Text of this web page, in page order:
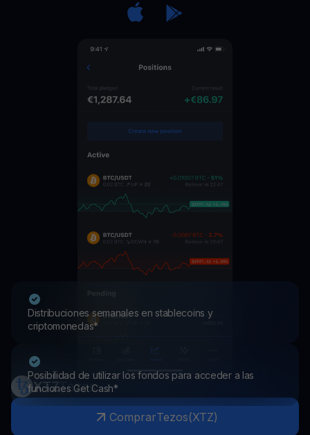
Distribuciones semanales en stablecoins y
criptomonedas*
Posibilidad de utilizar los fondos para acceder a las
funciones Get Cash*
XTZTezos
ComprarTezos(XTZ)